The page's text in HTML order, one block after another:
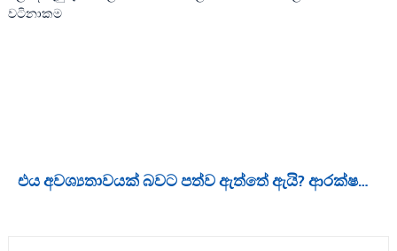
එය අවශ්‍යතාවයක් බවට පත්ව ඇත්තේ ඇයි? ආරක්ෂක බල සැපයුම පිළිබඳ ගැඹුරු විශ්ලේෂණයක් 18-නාලිකා 24V 500W බල පෙට්ටියේ වටිනාකම